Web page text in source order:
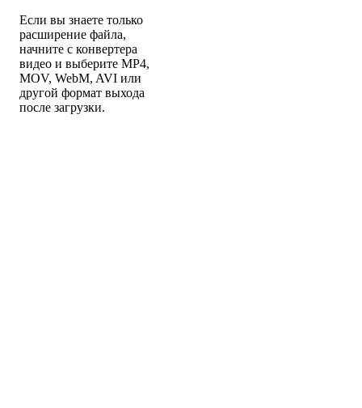
Если вы знаете только
расширение файла,
начните с конвертера
видео и выберите MP4,
MOV, WebM, AVI или
другой формат выхода
после загрузки.